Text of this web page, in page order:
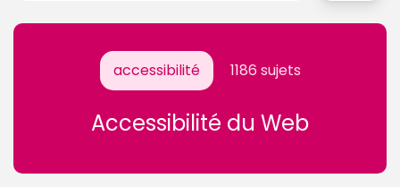
accessibilité 1186 sujets
Accessibilité du Web